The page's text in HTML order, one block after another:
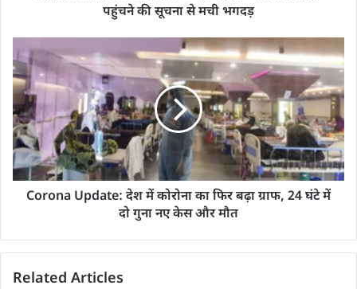
पहुंचने की सूचना से मची भगदड़
Corona Update: देश में कोरोना का फिर बढ़ा ग्राफ, 24 घंटे में
दो गुना नए केस और मौत
Related Articles